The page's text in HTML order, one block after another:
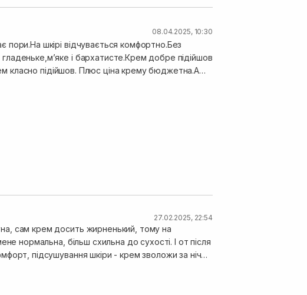
08.04.2025, 10:30
шкірі відчувається комфортно.Без
і бархатисте.Крем добре підійшов
класно підійшов. Плюс ціна крему бюджетна.А
спробувати.
27.02.2025, 22:54
сам крем досить жирненький, тому на
нормальна, більш схильна до сухості. І от після
підсушування шкіри - крем зволожи за ніч